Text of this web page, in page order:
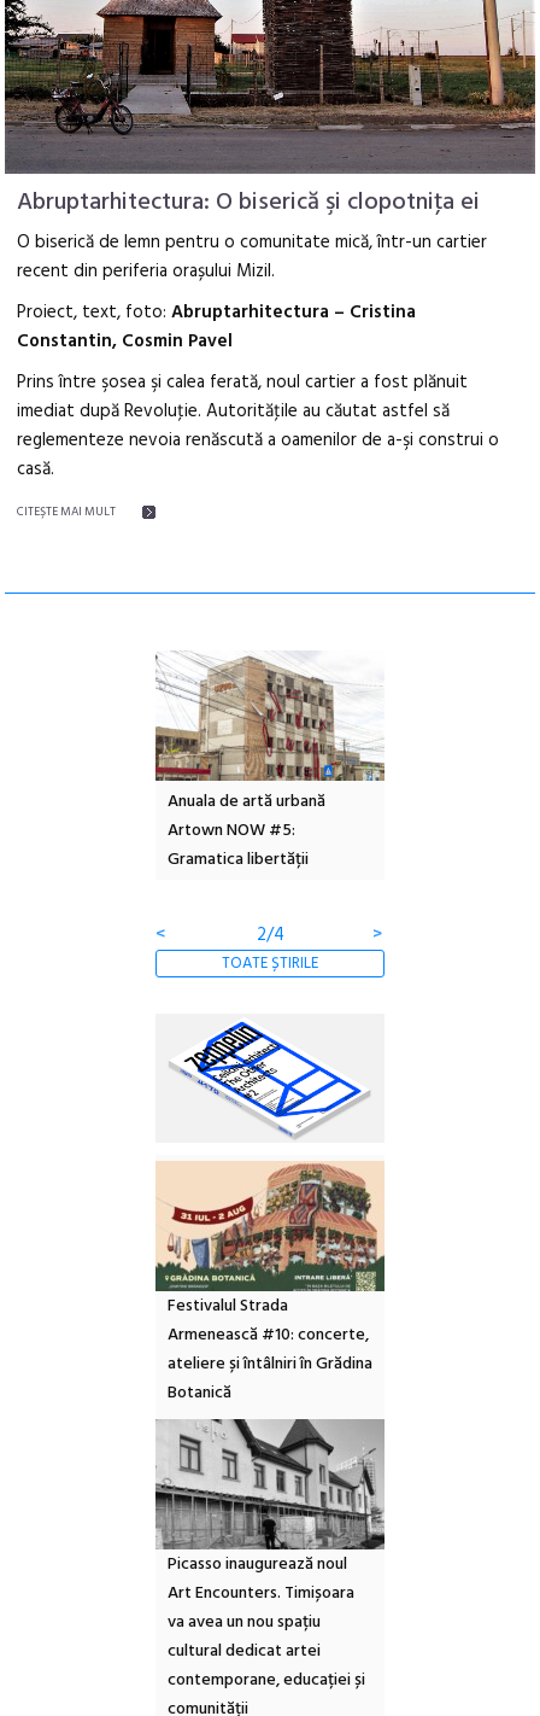
Abruptarhitectura: O biserică şi clopotniţa ei
O biserică de lemn pentru o comunitate mică, într-un cartier
recent din periferia orașului Mizil.
Proiect, text, foto:Abruptarhitectura – Cristina
Constantin, Cosmin Pavel
Prins între şosea şi calea ferată, noul cartier a fost plănuit
imediat după Revoluţie. Autorităţile au căutat astfel să
reglementeze nevoia renăscută a oamenilor de a-şi construi o
casă.
CITEŞTE MAI MULT
Anuala de artă urbană
Artown NOW #5:
Gramatica libertății
< 2/4 >
TOATE ȘTIRILE
Festivalul Strada
Armenească #10: concerte,
ateliere și întâlniri în Grădina
Botanică
Picasso inaugurează noul
Art Encounters. Timișoara
va avea un nou spațiu
cultural dedicat artei
contemporane, educației și
comunității